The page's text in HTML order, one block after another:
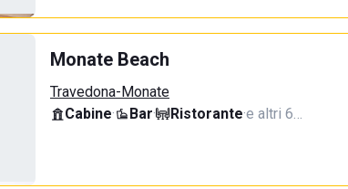
Monate Beach
Travedona-Monate
Cabine· Bar· Ristorante·e altri 6…